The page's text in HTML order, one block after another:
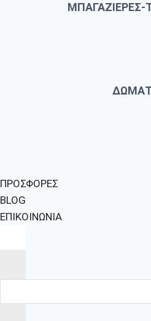
ΜΠΑΓΑΖΙΕΡΕΣ-
ΠΡΟΣΦΟΡΕΣ
BLOG
ΕΠΙΚΟΙΝΩΝΙΑ